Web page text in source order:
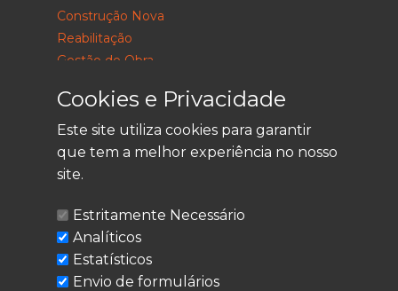
Construção Nova
Reabilitação
Gestão de Obra
LEGAL
Política de Privacidade
Termos de Utilização
Cookies
Cookies e Privacidade
Este site utiliza cookies para garantir
que tem a melhor experiência no nosso
site.
Estritamente Necessário
Analíticos
Estatísticos
Envio de formulários